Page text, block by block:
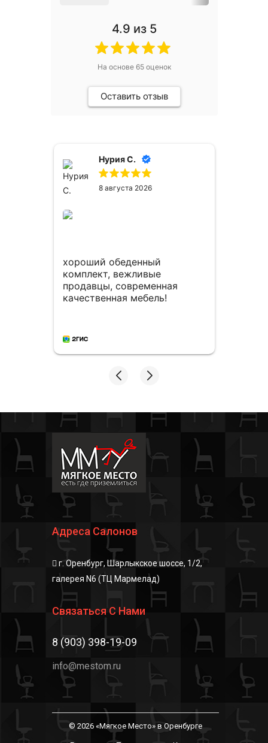
4.9 из 5
На основе 65оценок
Оставить отзыв
Нурия С.
8 августа 2026
хороший обеденный
комплект, вежливые
продавцы, современная
качественная мебель!
Адреса Салонов
г. Оренбург, Шарлыкское шоссе, 1/2,
галерея N6 (ТЦ Мармелад)
Связаться С Нами
8 (903) 398-19-09
info@mestom.ru
© 2026 «Мягкое Место» в Оренбурге